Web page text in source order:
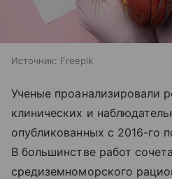
Источник: Freepik
Ученые проанализировали
клинических и
опубликованных с 2016-го
В большинстве работ
средиземноморского